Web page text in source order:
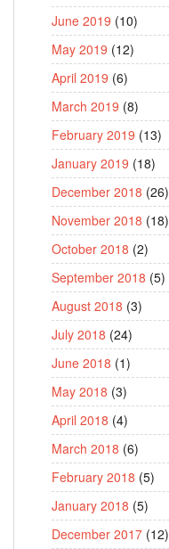
June 2019 (10)
May 2019 (12)
April 2019 (6)
March 2019 (8)
February 2019 (13)
January 2019 (18)
December 2018 (26)
November 2018 (18)
October 2018 (2)
September 2018 (5)
August 2018 (3)
July 2018 (24)
June 2018 (1)
May 2018 (3)
April 2018 (4)
March 2018 (6)
February 2018 (5)
January 2018 (5)
December 2017 (12)